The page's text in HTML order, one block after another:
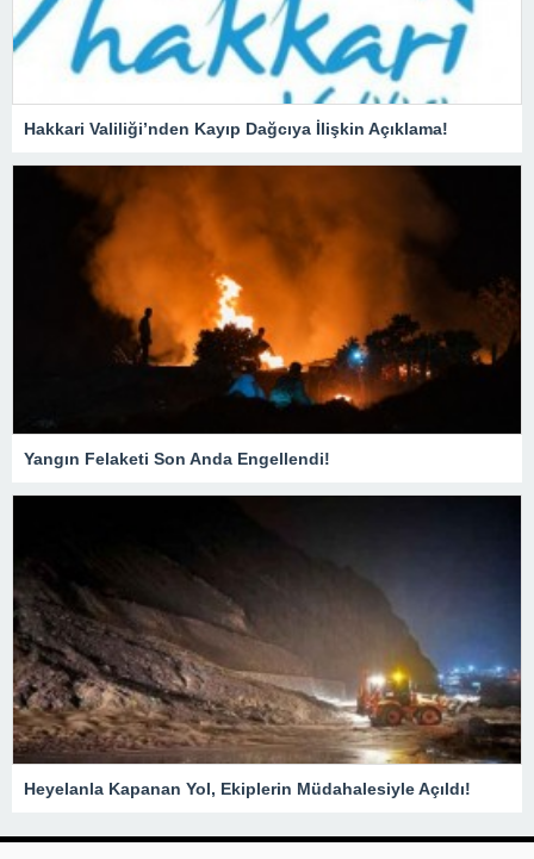
Hakkari Valiliği’nden Kayıp Dağcıya İlişkin Açıklama!
Yangın Felaketi Son Anda Engellendi!
Heyelanla Kapanan Yol, Ekiplerin Müdahalesiyle Açıldı!